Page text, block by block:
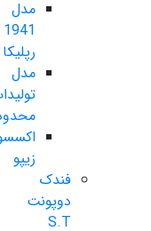
مدل
1941
رپلیکا
مدل
زیپو
فندک
دوپونت
S.T